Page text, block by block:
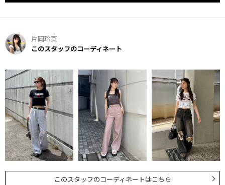
片岡玲菜
このスタッフのコーディネート
このスタッフのコーディネートはこちら